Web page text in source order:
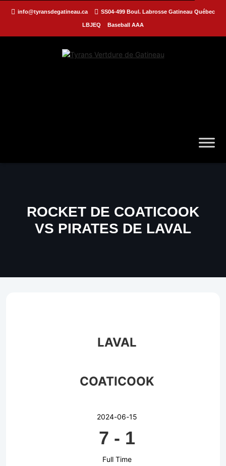
info@tyransdegatineau.ca SS04-499 Boul. Labrosse Gatineau Québec
LBJEQ Baseball AAA
ROCKET DE COATICOOK
VS PIRATES DE LAVAL
LAVAL
COATICOOK
2024-06-15
7 - 1
Full Time